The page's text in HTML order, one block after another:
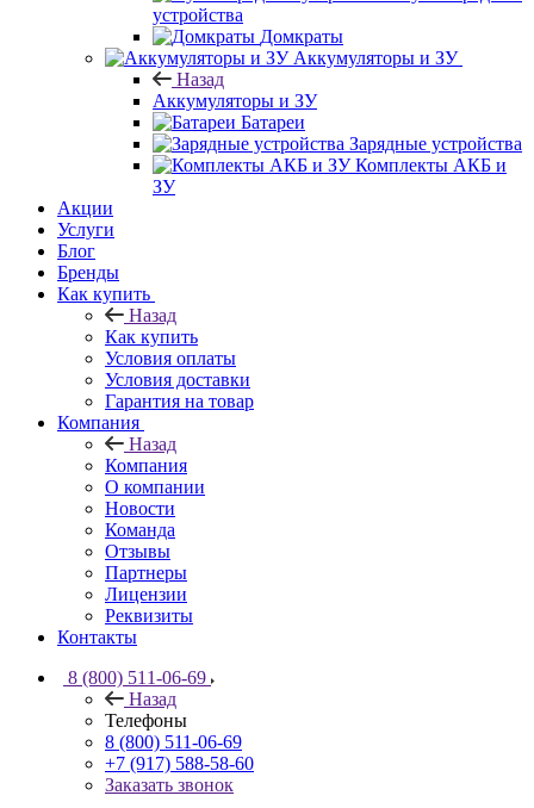
устройства
Домкраты
Аккумуляторы и ЗУ
Назад
Аккумуляторы и ЗУ
Батареи
Зарядные устройства
Комплекты АКБ и
ЗУ
Акции
Услуги
Блог
Бренды
Как купить
Назад
Как купить
Условия оплаты
Условия доставки
Гарантия на товар
Компания
Назад
Компания
О компании
Новости
Команда
Отзывы
Партнеры
Лицензии
Реквизиты
Контакты
8 (800) 511-06-69
Назад
Телефоны
8 (800) 511-06-69
+7 (917) 588-58-60
Заказать звонок